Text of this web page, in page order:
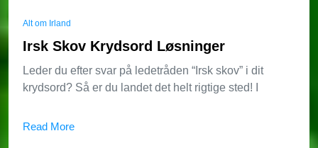
Alt om Irland
Irsk Skov Krydsord Løsninger
Leder du efter svar på ledetråden “Irsk skov” i dit
krydsord? Så er du landet det helt rigtige sted! I
Read More